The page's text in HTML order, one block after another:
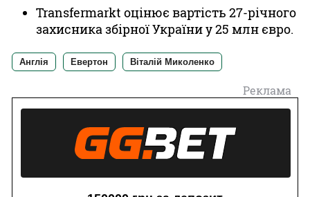
Transfermarkt оцінює вартість 27-річного
захисника збірної України у 25 млн євро.
Англія Евертон Віталій Миколенко
Реклама